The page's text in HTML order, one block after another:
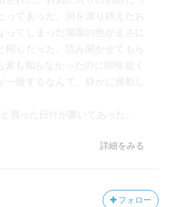
ってあった。川を渡り終えたお
ってしまった場面の色がまさに
じだった。読み聞かせてもら
麦も知らなかったのに60年近く
一致するなんて、静かに感動し
買った日付が書いてあった。
詳細をみる
フォロー